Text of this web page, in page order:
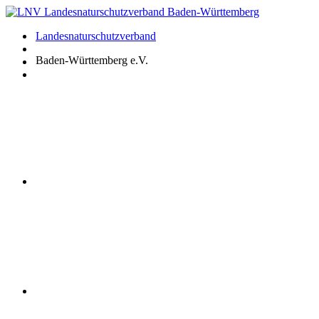
Zum
springenLandesnaturschutzverband
Baden-Württemberg e.V.